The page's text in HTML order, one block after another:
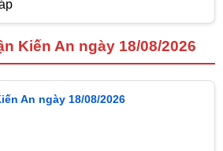
Kiến An ngày 18/08/2026
An ngày 18/08/2026